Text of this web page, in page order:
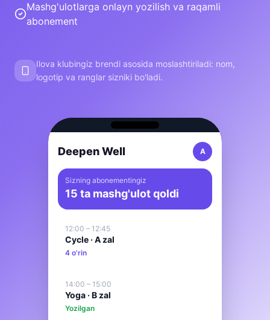
Mashg'ulotlarga onlayn yozilish va raqamli
abonement
Ilova klubingiz brendi asosida moslashtiriladi: nom,
logotip va ranglar sizniki bo'ladi.
Deepen Well А
Sizning abonementingiz
15 ta mashg'ulot qoldi
12:00 – 12:45
Cycle · A zal
4 o'rin
14:00 – 15:00
Yoga · B zal
Yozilgan